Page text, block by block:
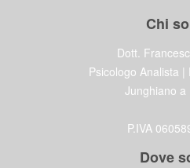
Chi
Dott.
Psicologo Analista |
Junghiano a
P.IVA
Dove